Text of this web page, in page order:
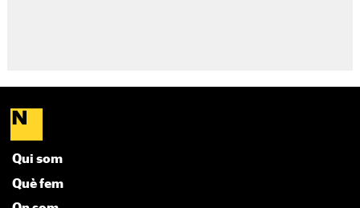
Qui som
Què fem